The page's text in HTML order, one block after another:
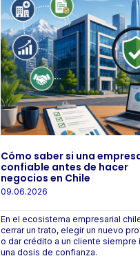
Cómo saber si una
confiable antes de hacer
negocios en Chile
09.06.2026
En el ecosistema empresarial
cerrar un trato, elegir un nuevo
o dar crédito a un cliente siempre
una dosis de confianza.